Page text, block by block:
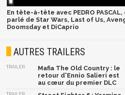
En tête-à-tête avec PEDRO PASCAL,
parlé de Star Wars, Last of Us,
Doomsday et DiCaprio
AUTRES TRAILERS
TRAILER
Mafia The Old Country : le
retour d'Ennio Salieri est
au cœur du premier DLC